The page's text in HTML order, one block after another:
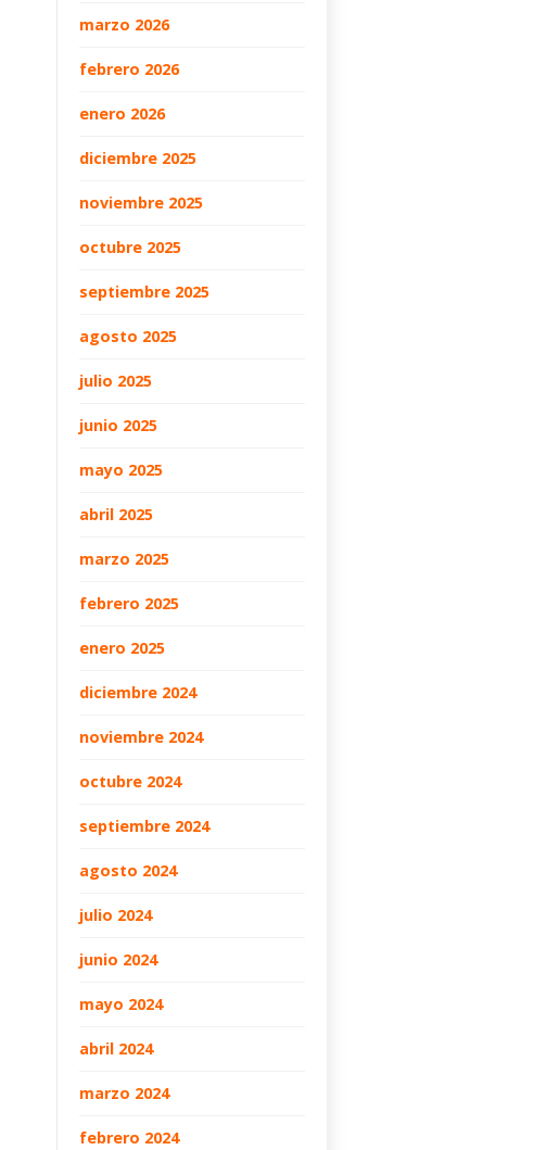
marzo 2026
febrero 2026
enero 2026
diciembre 2025
noviembre 2025
octubre 2025
septiembre 2025
agosto 2025
julio 2025
junio 2025
mayo 2025
abril 2025
marzo 2025
febrero 2025
enero 2025
diciembre 2024
noviembre 2024
octubre 2024
septiembre 2024
agosto 2024
julio 2024
junio 2024
mayo 2024
abril 2024
marzo 2024
febrero 2024